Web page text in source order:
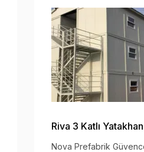
Riva 3 Katlı
Nova Prefabrik